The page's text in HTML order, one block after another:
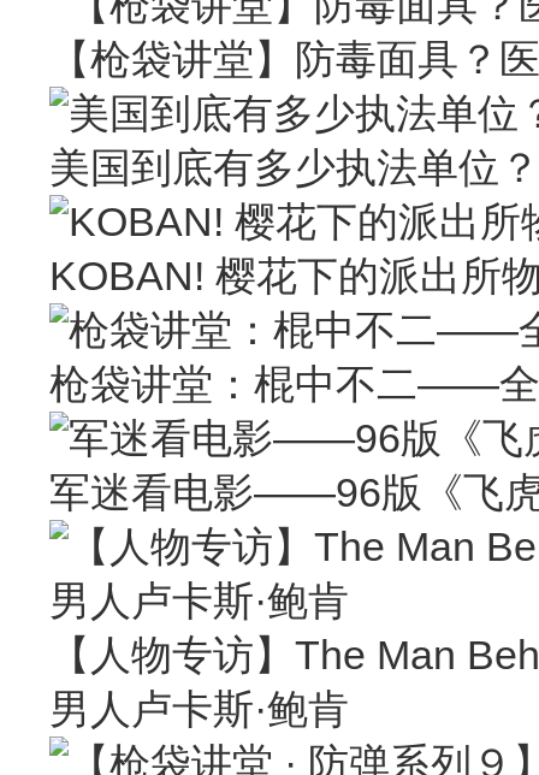
【枪袋讲堂】防毒面具？
美国到底有多少执法单位
KOBAN! 樱花下的派出所
枪袋讲堂：棍中不二——
军迷看电影——96版《飞
【人物专访】The Man
男人卢卡斯·鲍肯